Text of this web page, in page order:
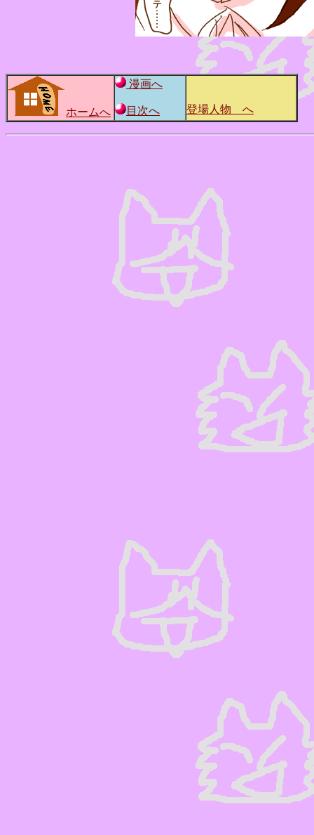
ホームへ
漫画へ
目次へ 登場人物 へ